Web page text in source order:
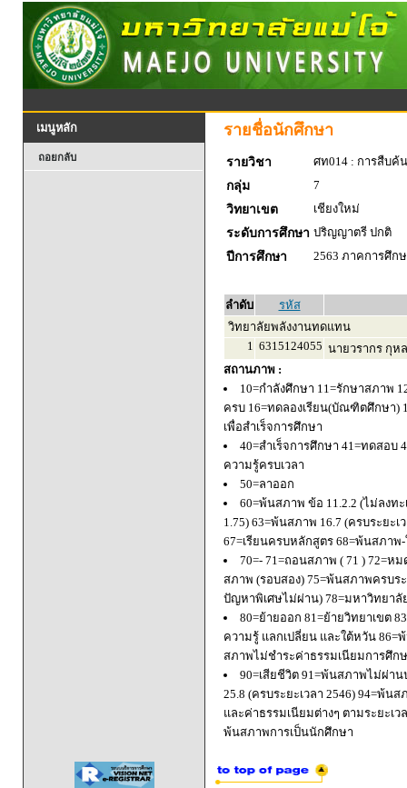
เมนูหลัก
ถอยกลับ
รายชื่อนักศึกษา
รายวิชา
ศท014 : การสืบค้
กลุ่ม
7
วิทยาเขต
เชียงใหม่
ระดับการศึกษา ปริญญาตรี ปกติ
ปีการศึกษา
2563 ภาคการศึก
ลำดับ
รหัส
วิทยาลัยพลังงานทดแทน
1 6315124055 นายวรากร กุห
สถานภาพ :
10=กำลังศึกษา 11=รักษาสภาพ
ครบ 16=ทดลองเรียน(บัณฑิตศึกษา)
เพื่อสำเร็จการศึกษา
40=สำเร็จการศึกษา 41=ทดสอบ
ความรู้ครบเวลา
50=ลาออก
60=พ้นสภาพ ข้อ 11.2.2 (ไม่ลงท
1.75) 63=พ้นสภาพ 16.7 (ครบระยะ
67=เรียนครบหลักสูตร 68=พ้นสภา
70=- 71=ถอนสภาพ ( 71 ) 72=
สภาพ (รอบสอง) 75=พ้นสภาพครบ
ปัญหาพิเศษไม่ผ่าน) 78=มหาวิทยา
80=ย้ายออก 81=ย้ายวิทยาเขต
ความรู้ แลกเปลี่ยน และใต้หวัน
สภาพไม่ชำระค่าธรรมเนียมการศึก
90=เสียชีวิต 91=พ้นสภาพไม่ผ่า
25.8 (ครบระยะเวลา 2546) 94=พ้
และค่าธรรมเนียมต่างๆ ตามระยะเ
พ้นสภาพการเป็นนักศึกษา